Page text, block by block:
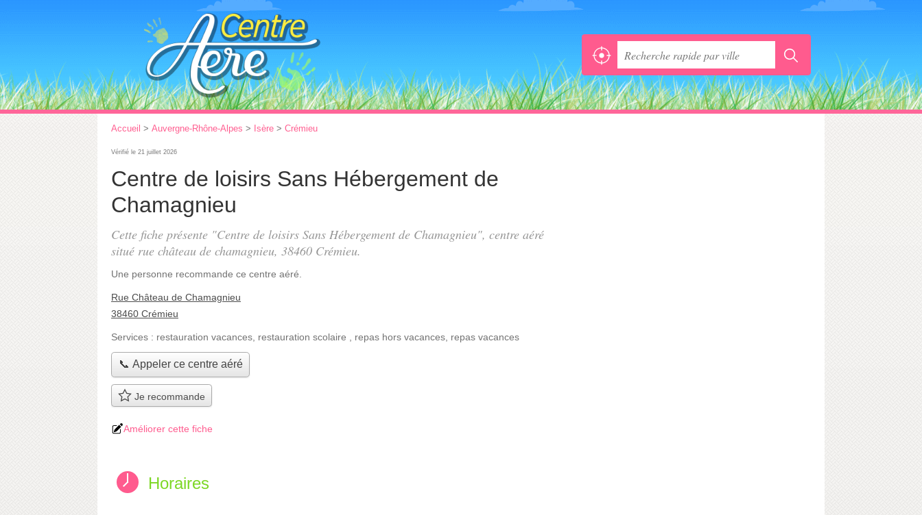
Accueil > Auvergne-Rhône-Alpes > Isère > Crémieu
Vérifié le 21 juillet 2026
Centre de loisirs Sans Hébergement de
Chamagnieu
Cette fiche présente "Centre de loisirs Sans Hébergement de Chamagnieu", centre aéré
situé rue château de chamagnieu, 38460 Crémieu.
Une personne recommande ce centre aéré.
Rue Château de Chamagnieu
38460 Crémieu
Services : restauration vacances restauration scolaire repas hors vacances repas vacances
📞 Appeler ce centre aéré
Je recommande
Améliorer cette fiche
Horaires